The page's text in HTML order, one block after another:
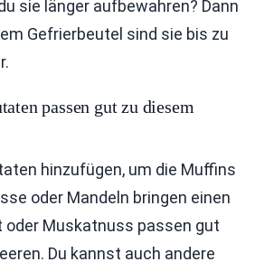
sie länger aufbewahren? Dann
Gefrierbeutel sind sie bis zu
passen gut zu diesem
hinzufügen, um die Muffins
oder Mandeln bringen einen
oder Muskatnuss passen gut
Du kannst auch andere